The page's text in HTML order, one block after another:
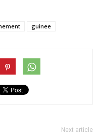
guinee
Next article